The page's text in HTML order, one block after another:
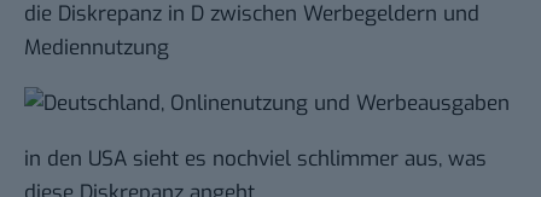
die Diskrepanz in D zwischen Werbegeldern und
Mediennutzung
in den USA sieht es nochviel schlimmer aus, was